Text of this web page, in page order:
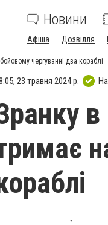
Новини
Афіша Дозвілля
чергуванні два кораблі
23 травня 2024 р.